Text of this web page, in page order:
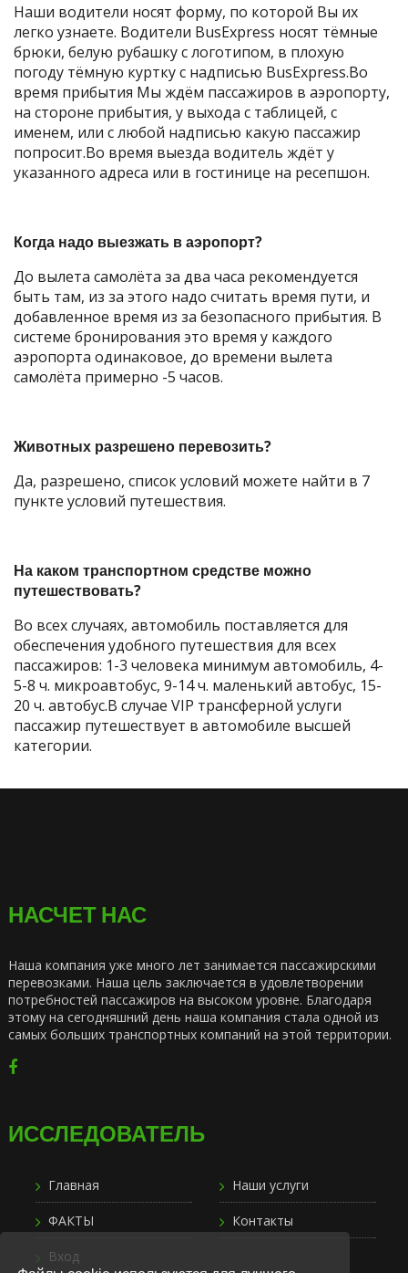
Наши водители носят форму, по которой Вы их
легко узнаете. Водители BusExpress носят тёмные
брюки, белую рубашку с логотипом, в плохую
погоду тёмную куртку с надписью BusExpress.Во
время прибытия Мы ждём пассажиров в аэропорту,
на стороне прибытия, у выхода с таблицей, с
именем, или с любой надписью какую пассажир
попросит.Во время выезда водитель ждёт у
указанного адреса или в гостинице на ресепшон.
Когда надо выезжать в аэропорт?
До вылета самолёта за два часа рекомендуется
быть там, из за этого надо считать время пути, и
добавленное время из за безопасного прибытия. В
системе бронирования это время у каждого
аэропорта одинаковое, до времени вылета
самолёта примерно -5 часов.
Животных разрешено перевозить?
Да, разрешено, список условий можете найти в 7
пункте условий путешествия.
На каком транспортном средстве можно
путешествовать?
Во всех случаях, автомобиль поставляется для
обеспечения удобного путешествия для всех
пассажиров: 1-3 человека минимум автомобиль, 4-
5-8 ч. микроавтобус, 9-14 ч. маленький автобус, 15-
20 ч. автобус.В случае VIP трансферной услуги
пассажир путешествует в автомобиле высшей
категории.
НАСЧЕТ НАС
Наша компания уже много лет занимается пассажирскими
перевозками. Наша цель заключается в удовлетворении
потребностей пассажиров на высоком уровне. Благодаря
этому на сегодняшний день наша компания стала одной из
самых больших транспортных компаний на этой территории.
ИССЛЕДОВАТЕЛЬ
Главная Наши услуги
ФАКТЫ Контакты
Вход